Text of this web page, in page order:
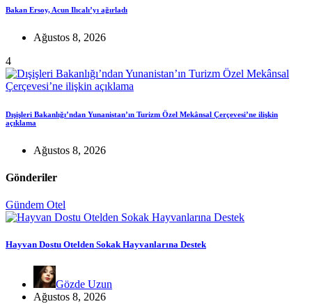
Bakan Ersoy, Acun Ilıcalı’yı ağırladı
Ağustos 8, 2026
4
Dışişleri Bakanlığı’ndan Yunanistan’ın Turizm Özel Mekânsal Çerçevesi’ne ilişkin
açıklama
Ağustos 8, 2026
Gönderiler
Gündem Otel
Hayvan Dostu Otelden Sokak Hayvanlarına Destek
Gözde Uzun
Ağustos 8, 2026